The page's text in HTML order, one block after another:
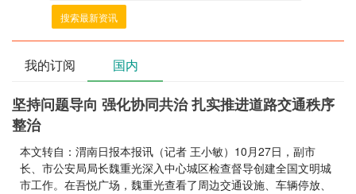
搜索最新资讯
我的订阅 国内
坚持问题导向 强化协同共治 扎实推进道路交通秩序
整治
本文转自：渭南日报本报讯（记者 王小敏）10月27日，副市
长、市公安局局长魏重光深入中心城区检查督导创建全国文明城
市工作。在吾悦广场，魏重光查看了周边交通设施、车辆停放、